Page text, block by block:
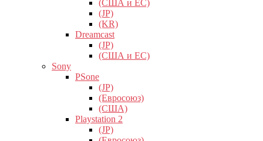
(США и ЕС)
(JP)
(KR)
Dreamcast
(JP)
(США и ЕС)
Sony
PSone
(JP)
(Евросоюз)
(США)
Playstation 2
(JP)